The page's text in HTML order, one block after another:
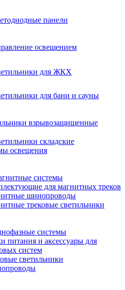
панели
освещением
для ЖКХ
для бани и сауны
взрывозащищенные
складские
освещения
системы
для магнитных треков
шинопроводы
трековые светильники
системы
питания и аксессуары для
систем
светильники